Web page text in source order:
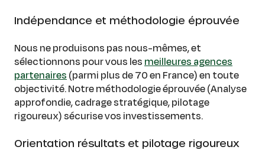
Indépendance et méthodologie éprouvée
Nous ne produisons pas nous-mêmes, et
sélectionnons pour vous les meilleures agences
partenaires (parmi plus de 70 en France) en toute
objectivité. Notre méthodologie éprouvée (Analyse
approfondie, cadrage stratégique, pilotage
rigoureux) sécurise vos investissements.
Orientation résultats et pilotage rigoureux